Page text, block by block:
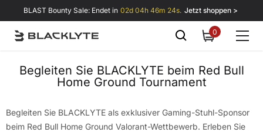
Zum Inhalt springen
BLAST Bounty Sale: Endet in 02d 04h 46m 23s. Jetzt shoppen >
00
items
Begleiten Sie BLACKLYTE beim Red Bull
Home Ground Tournament
Begleiten Sie BLACKLYTE als exklusiver Gaming-Stuhl-Sponsor
beim Red Bull Home Ground Valorant-Wettbewerb. Erleben Sie